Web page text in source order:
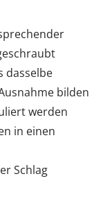
dasselbe
bilden
werden
in einen
Schlag